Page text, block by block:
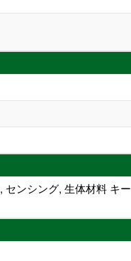
ンシング, 生体材料 キ